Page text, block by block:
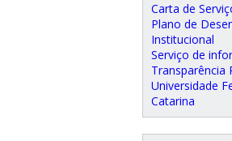
Carta de
Plano de
Institucional
Serviço de
Transparência
Universidade
Catarina